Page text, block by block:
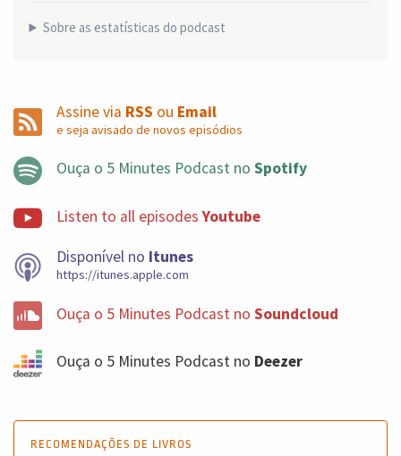
Sobre as estatísticas do podcast
Assine via RSS ou Email
e seja avisado de novos episódios
Ouça o 5 Minutes Podcast no Spotify
Listen to all episodesYoutube
Disponível no Itunes
https://itunes.apple.com
Ouça o 5 Minutes Podcast no Soundcloud
Ouça o 5 Minutes Podcast no Deezer
RECOMENDAÇÕES DE LIVROS